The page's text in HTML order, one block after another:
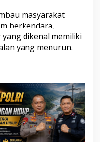
masyarakat
berkendara,
dikenal memiliki
yang menurun.